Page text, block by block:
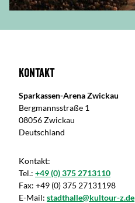
Kontakt
Sparkassen-Arena Zwickau
Bergmannsstraße 1
08056 Zwickau
Deutschland
Kontakt:
Tel.: +49 (0) 375 2713110
Fax: +49 (0) 375 27131198
E-Mail: stadthalle@kultour-z.de